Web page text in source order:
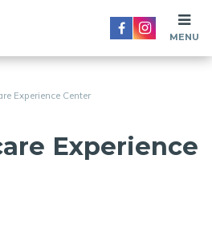
Experience Center
Experience
MENU